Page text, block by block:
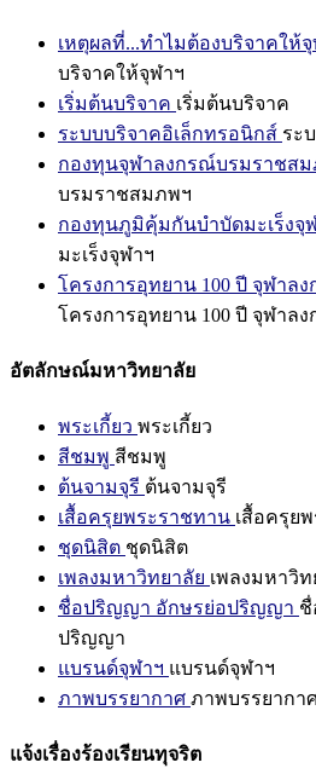
เหตุผลที่...ทำไมต้องบริจาคให้
บริจาคให้จุฬาฯ
เริ่มต้นบริจาค เริ่มต้นบริจาค
ระบบบริจาคอิเล็กทรอนิกส์ ระ
กองทุนจุฬาลงกรณ์บรมราชส
บรมราชสมภพฯ
กองทุนภูมิคุ้มกันบำบัดมะเร็งจุ
มะเร็งจุฬาฯ
โครงการอุทยาน 100 ปี จุฬาล
โครงการอุทยาน 100 ปี จุฬาล
อัตลักษณ์มหาวิทยาลัย
พระเกี้ยว พระเกี้ยว
สีชมพู สีชมพู
ต้นจามจุรี ต้นจามจุรี
เสื้อครุยพระราชทาน เสื้อครุย
ชุดนิสิต ชุดนิสิต
เพลงมหาวิทยาลัย เพลงมหาวิท
ชื่อปริญญา อักษรย่อปริญญา ชื่
ปริญญา
แบรนด์จุฬาฯ แบรนด์จุฬาฯ
ภาพบรรยากาศ ภาพบรรยากา
แจ้งเรื่องร้องเรียนทุจริต